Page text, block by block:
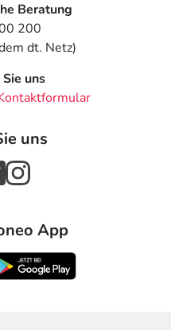
Beratung
200
dt. Netz)
uns
uns
App